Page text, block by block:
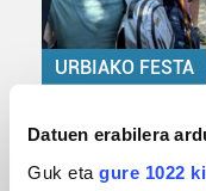
Datuen erabilera
Guk eta gure 1022
URBIAKO FESTA